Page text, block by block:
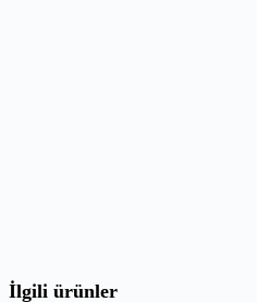
İlgili ürünler